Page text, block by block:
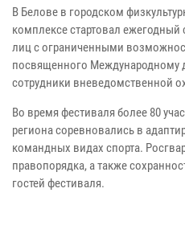
В Белове в городском
комплексестартовал
лиц с ограниченными
посвященного Международному
сотрудники вневедомственной
Во время фестиваля более 80
регионасоревновались в
командных видах спорта.
правопорядка, а также
гостей фестиваля.